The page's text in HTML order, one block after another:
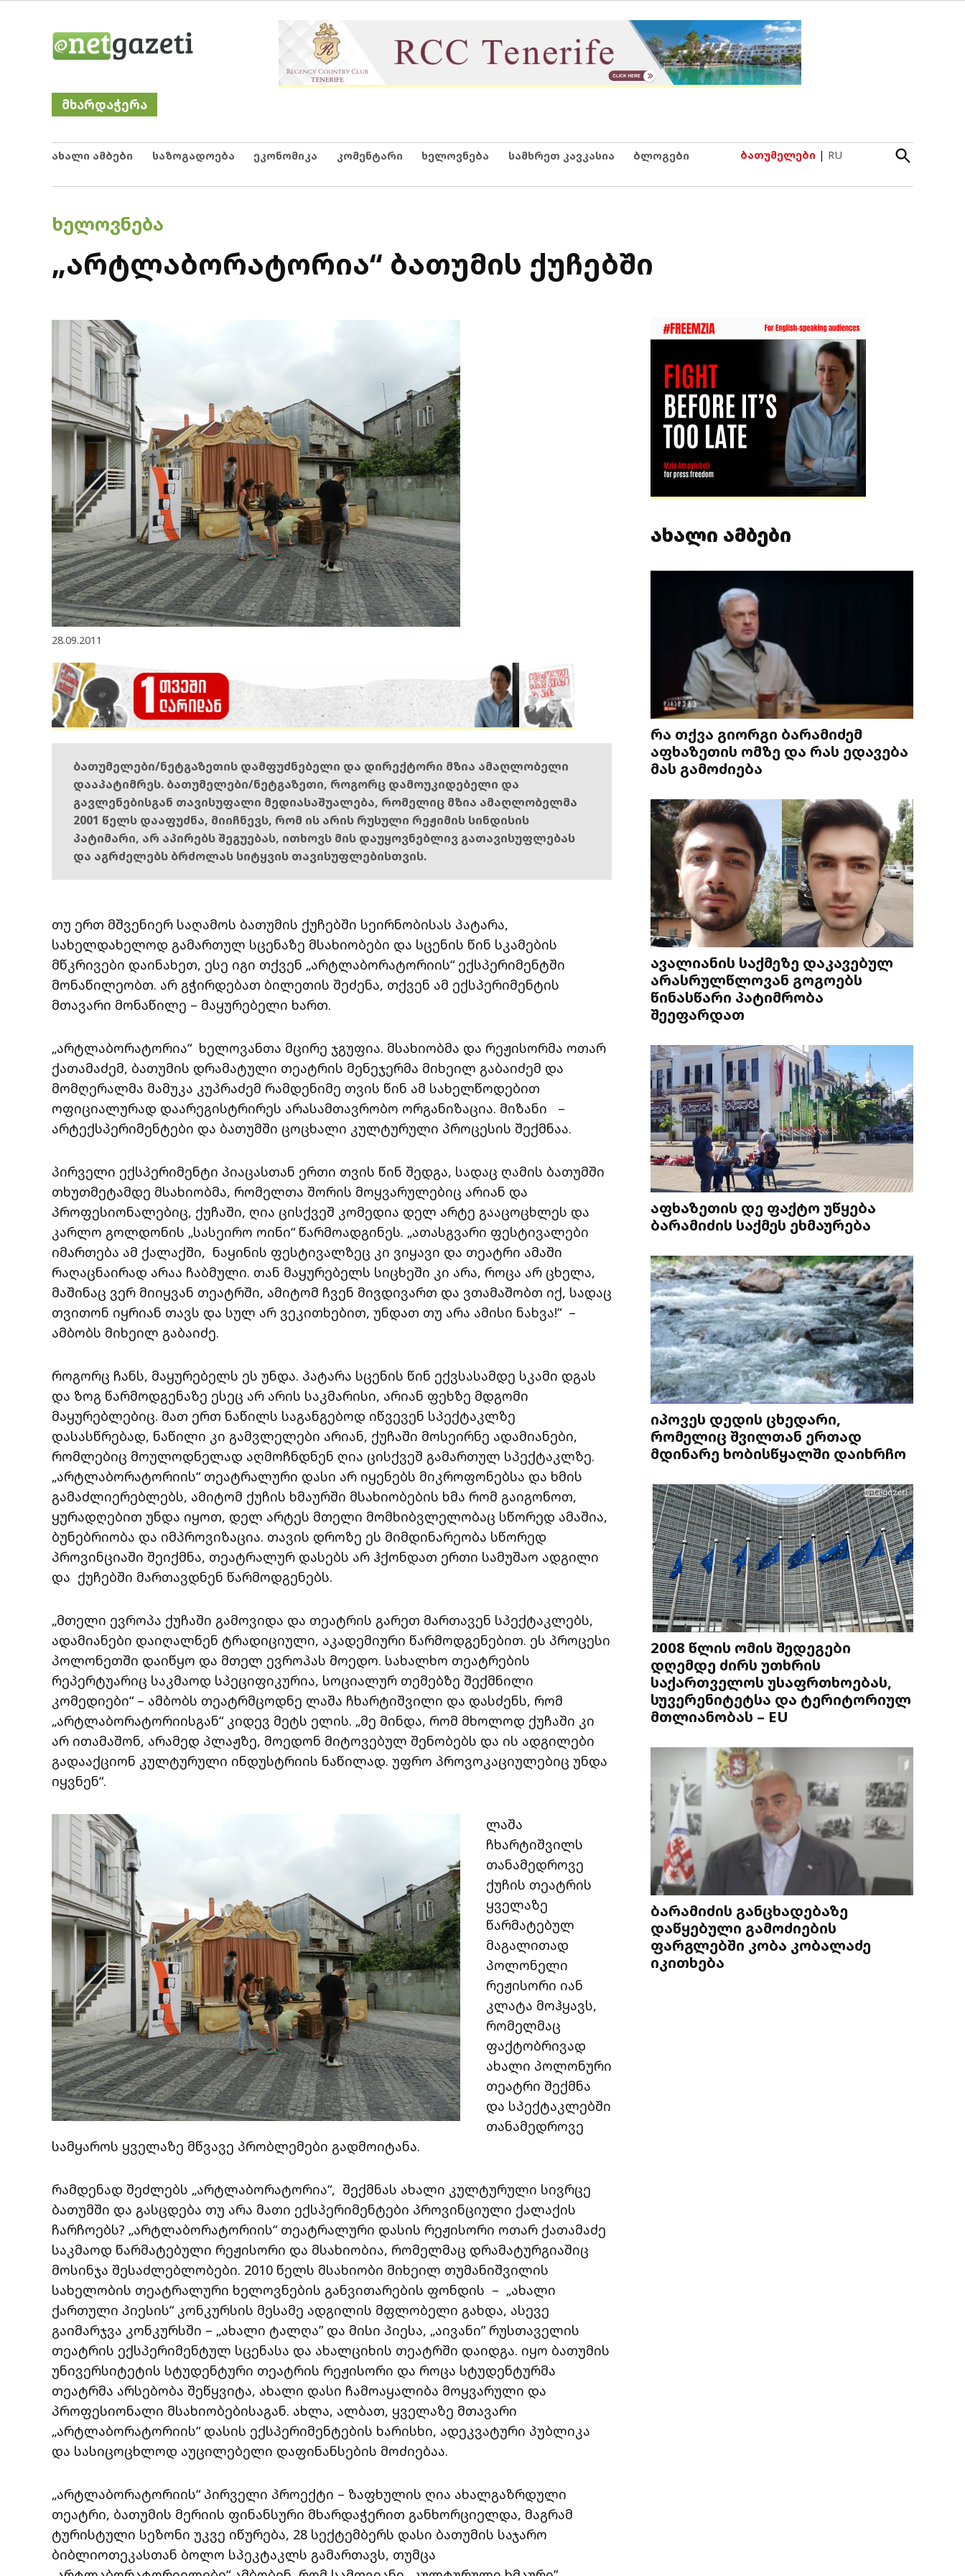
Netgazeti
მხარდაჭერა
ახალი ამბები საზოგადოება ეკონომიკა კომენტარი ხელოვნება სამხრეთ კავკასია ბლოგები ბათუმელები | RU
Open
Search
POSTED
ᲮᲔᲚᲝᲕᲜᲔᲑᲐ
„არტლაბორატორია“ ბათუმის ქუჩებში
28.09.2011
ბათუმელები/ნეტგაზეთის დამფუძნებელი და დირექტორი მზია ამაღლობელი
დააპატიმრეს. ბათუმელები/ნეტგაზეთი, როგორც დამოუკიდებელი და
გავლენებისგან თავისუფალი მედიასაშუალება, რომელიც მზია ამაღლობელმა
2001 წელს დააფუძნა, მიიჩნევს, რომ ის არის რუსული რეჟიმის სინდისის
პატიმარი, არ აპირებს შეგუებას, ითხოვს მის დაუყოვნებლივ გათავისუფლებას
და აგრძელებს ბრძოლას სიტყვის თავისუფლებისთვის.
თუ ერთ მშვენიერ საღამოს ბათუმის ქუჩებში სეირნობისას პატარა,
სახელდახელოდ გამართულ სცენაზე მსახიობები და სცენის წინ სკამების
მწკრივები დაინახეთ, ესე იგი თქვენ „არტლაბორატორიის“ ექსპერიმენტში
მონაწილეობთ. არ გჭირდებათ ბილეთის შეძენა, თქვენ ამ ექსპერიმენტის
მთავარი მონაწილე – მაყურებელი ხართ.
„არტლაბორატორია“ ხელოვანთა მცირე ჯგუფია. მსახიობმა და რეჟისორმა ოთარ
ქათამაძემ, ბათუმის დრამატული თეატრის მენეჯერმა მიხეილ გაბაიძემ და
მომღერალმა მამუკა კუპრაძემ რამდენიმე თვის წინ ამ სახელწოდებით
ოფიციალურად დაარეგისტრირეს არასამთავრობო ორგანიზაცია. მიზანი –
არტექსპერიმენტები და ბათუმში ცოცხალი კულტურული პროცესის შექმნაა.
პირველი ექსპერიმენტი პიაცასთან ერთი თვის წინ შედგა, სადაც ღამის ბათუმში
თხუთმეტამდე მსახიობმა, რომელთა შორის მოყვარულებიც არიან და
პროფესიონალებიც, ქუჩაში, ღია ცისქვეშ კომედია დელ არტე გააცოცხლეს და
კარლო გოლდონის „სასეირო ოინი“ წარმოადგინეს. „ათასგვარი ფესტივალები
იმართება ამ ქალაქში, ნაყინის ფესტივალზეც კი ვიყავი და თეატრი ამაში
რაღაცნაირად არაა ჩაბმული. თან მაყურებელს სიცხეში კი არა, როცა არ ცხელა,
მაშინაც ვერ მიიყვან თეატრში, ამიტომ ჩვენ მივდივართ და ვთამაშობთ იქ, სადაც
თვითონ იყრიან თავს და სულ არ ვეკითხებით, უნდათ თუ არა ამისი ნახვა!“ –
ამბობს მიხეილ გაბაიძე.
როგორც ჩანს, მაყურებელს ეს უნდა. პატარა სცენის წინ ექვსასამდე სკამი დგას
და ზოგ წარმოდგენაზე ესეც არ არის საკმარისი, არიან ფეხზე მდგომი
მაყურებლებიც. მათ ერთ ნაწილს საგანგებოდ იწვევენ სპექტაკლზე
დასასწრებად, ნაწილი კი გამვლელები არიან, ქუჩაში მოსეირნე ადამიანები,
რომლებიც მოულოდნელად აღმოჩნდნენ ღია ცისქვეშ გამართულ სპექტაკლზე.
„არტლაბორატორიის“ თეატრალური დასი არ იყენებს მიკროფონებსა და ხმის
გამაძლიერებლებს, ამიტომ ქუჩის ხმაურში მსახიობების ხმა რომ გაიგონოთ,
ყურადღებით უნდა იყოთ, დელ არტეს მთელი მომხიბვლელობაც სწორედ ამაშია,
ბუნებრიობა და იმპროვიზაცია. თავის დროზე ეს მიმდინარეობა სწორედ
პროვინციაში შეიქმნა, თეატრალურ დასებს არ ჰქონდათ ერთი სამუშაო ადგილი
და ქუჩებში მართავდნენ წარმოდგენებს.
„მთელი ევროპა ქუჩაში გამოვიდა და თეატრის გარეთ მართავენ სპექტაკლებს,
ადამიანები დაიღალნენ ტრადიციული, აკადემიური წარმოდგენებით. ეს პროცესი
პოლონეთში დაიწყო და მთელ ევროპას მოედო. სახალხო თეატრების
რეპერტუარიც საკმაოდ სპეციფიკურია, სოციალურ თემებზე შექმნილი
კომედიები“ – ამბობს თეატრმცოდნე ლაშა ჩხარტიშვილი და დასძენს, რომ
„არტლაბორატორიისგან“ კიდევ მეტს ელის. „მე მინდა, რომ მხოლოდ ქუჩაში კი
არ ითამაშონ, არამედ პლაჟზე, მოედონ მიტოვებულ შენობებს და ის ადგილები
გადააქციონ კულტურული ინდუსტრიის ნაწილად. უფრო პროვოკაციულებიც უნდა
იყვნენ“.
ლაშა
ჩხარტიშვილს
თანამედროვე
ქუჩის თეატრის
ყველაზე
წარმატებულ
მაგალითად
პოლონელი
რეჟისორი იან
კლატა მოჰყავს,
რომელმაც
ფაქტობრივად
ახალი პოლონური
თეატრი შექმნა
და სპექტაკლებში
თანამედროვე
სამყაროს ყველაზე მწვავე პრობლემები გადმოიტანა.
რამდენად შეძლებს „არტლაბორატორია“, შექმნას ახალი კულტურული სივრცე
ბათუმში და გასცდება თუ არა მათი ექსპერიმენტები პროვინციული ქალაქის
ჩარჩოებს? „არტლაბორატორიის“ თეატრალური დასის რეჟისორი ოთარ ქათამაძე
საკმაოდ წარმატებული რეჟისორი და მსახიობია, რომელმაც დრამატურგიაშიც
მოსინჯა შესაძლებლობები. 2010 წელს მსახიობი მიხეილ თუმანიშვილის
სახელობის თეატრალური ხელოვნების განვითარების ფონდის – „ახალი
ქართული პიესის“ კონკურსის მესამე ადგილის მფლობელი გახდა, ასევე
გაიმარჯვა კონკურსში – „ახალი ტალღა” და მისი პიესა, „აივანი” რუსთაველის
თეატრის ექსპერიმენტულ სცენასა და ახალციხის თეატრში დაიდგა. იყო ბათუმის
უნივერსიტეტის სტუდენტური თეატრის რეჟისორი და როცა სტუდენტურმა
თეატრმა არსებობა შეწყვიტა, ახალი დასი ჩამოაყალიბა მოყვარული და
პროფესიონალი მსახიობებისაგან. ახლა, ალბათ, ყველაზე მთავარი
„არტლაბორატორიის“ დასის ექსპერიმენტების ხარისხი, ადეკვატური პუბლიკა
და სასიცოცხლოდ აუცილებელი დაფინანსების მოძიებაა.
„არტლაბორატორიის“ პირველი პროექტი – ზაფხულის ღია ახალგაზრდული
თეატრი, ბათუმის მერიის ფინანსური მხარდაჭერით განხორციელდა, მაგრამ
ტურისტული სეზონი უკვე იწურება, 28 სექტემბერს დასი ბათუმის საჯარო
ბიბლიოთეკასთან ბოლო სპეკტაკლს გამართავს, თუმცა
ახალი ამბები
რა თქვა გიორგი ბარამიძემ
აფხაზეთის ომზე და რას ედავება
მას გამოძიება
ავალიანის საქმეზე დაკავებულ
არასრულწლოვან გოგოებს
წინასწარი პატიმრობა
შეეფარდათ
აფხაზეთის დე ფაქტო უწყება
ბარამიძის საქმეს ეხმაურება
იპოვეს დედის ცხედარი,
რომელიც შვილთან ერთად
მდინარე ხობისწყალში დაიხრჩო
2008 წლის ომის შედეგები
დღემდე ძირს უთხრის
საქართველოს უსაფრთხოებას,
სუვერენიტეტსა და ტერიტორიულ
მთლიანობას – EU
ბარამიძის განცხადებაზე
დაწყებული გამოძიების
ფარგლებში კობა კობალაძე
იკითხება